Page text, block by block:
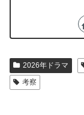
2026年ドラマ
考察